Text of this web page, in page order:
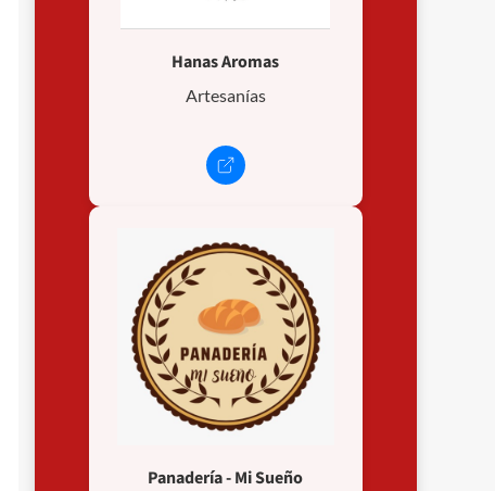
Hanas Aromas
Artesanías
Panadería - Mi Sueño